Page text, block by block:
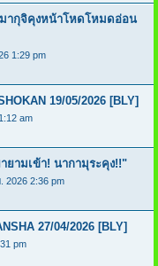
มากุจิคุงหน้าโหดโหมดอ่อน
1:29 pm
19/05/2026 [BLY]
am
ยามเข้า! นากามุระคุง!!"
2026 2:36 pm
27/04/2026 [BLY]
pm